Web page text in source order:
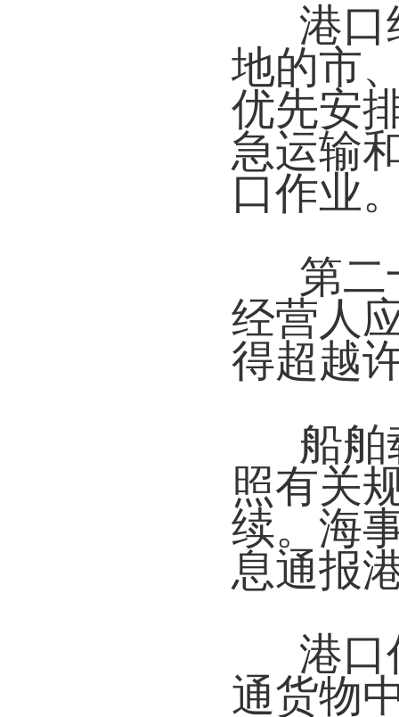
港口
地的市
优先安
急运输
口作业
第
经营人
得超越
船
照有关
续。海
息通报
港口
通货物